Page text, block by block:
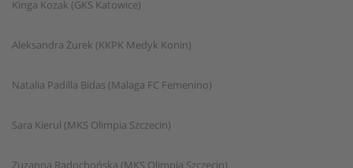
Kinga Kozak (GKS Katowice)
Aleksandra Żurek (KKPK Medyk Konin)
Natalia Padilla Bidas (Malaga FC Femenino)
Sara Kierul (MKS Olimpia Szczecin)
Zuzanna Radochońska (MKS Olimpia Szczecin)